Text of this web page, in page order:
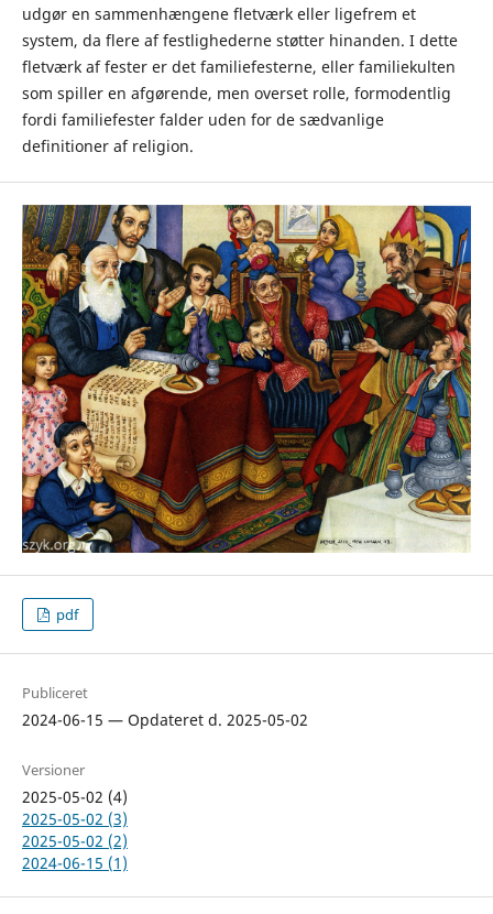
udgør en sammenhængene fletværk eller ligefrem et
system, da flere af festlighederne støtter hinanden. I dette
fletværk af fester er det familiefesterne, eller familiekulten
som spiller en afgørende, men overset rolle, formodentlig
fordi familiefester falder uden for de sædvanlige
definitioner af religion.
pdf
Publiceret
2024-06-15 — Opdateret d. 2025-05-02
Versioner
2025-05-02 (4)
2025-05-02 (3)
2025-05-02 (2)
2024-06-15 (1)